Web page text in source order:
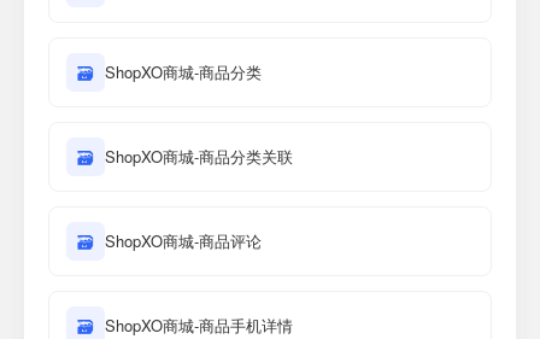
🗃 ShopXO商城-商品分类
🗃 ShopXO商城-商品分类关联
🗃 ShopXO商城-商品评论
🗃 ShopXO商城-商品手机详情